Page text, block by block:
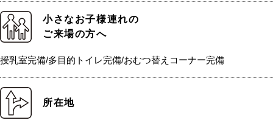
小さなお子様連れの
ご来場の方へ
授乳室完備/多目的トイレ完備/おむつ替えコーナー完備
所在地